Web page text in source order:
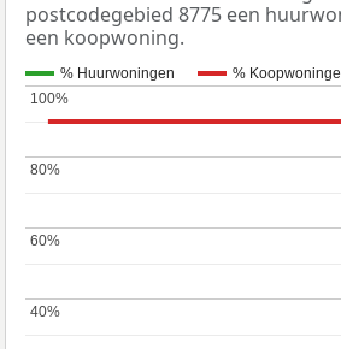
postcodegebied 8775 een
een koopwoning.
% Huurwoningen %
40%
40%
60%
60%
80%
80%
100%
100%